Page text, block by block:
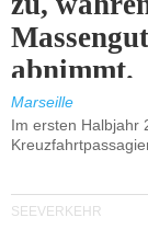
abnimmt.
Marseille
Im ersten Halbjahr
SEEVERKEHR